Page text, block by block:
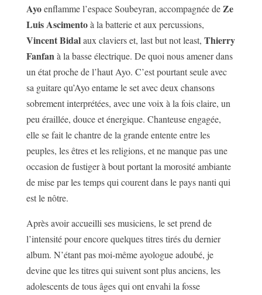
Ayoenflamme l’espace Soubeyran, accompagnée deZe
Luis Ascimentoà la batterie et aux percussions,
Vincent Bidalaux claviers et, last but not least, Thierry
Fanfan à la basse électrique. De quoi nous amener dans
un état proche de l’haut Ayo. C’est pourtant seule avec
sa guitare qu’Ayo entame le set avec deux chansons
sobrement interprétées, avec une voix à la fois claire, un
peu éraillée, douce et énergique. Chanteuse engagée,
elle se fait le chantre de la grande entente entre les
peuples, les êtres et les religions, et ne manque pas une
occasion de fustiger à bout portant la morosité ambiante
de mise par les temps qui courent dans le pays nanti qui
est le nôtre.
Après avoir accueilli ses musiciens, le set prend de
l’intensité pour encore quelques titres tirés du dernier
album. N’étant pas moi-même ayologue adoubé, je
devine que les titres qui suivent sont plus anciens, les
adolescents de tous âges qui ont envahi la fosse